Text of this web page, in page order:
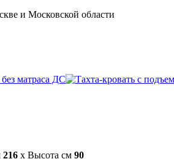
и Московской области
216 x Высота см 90